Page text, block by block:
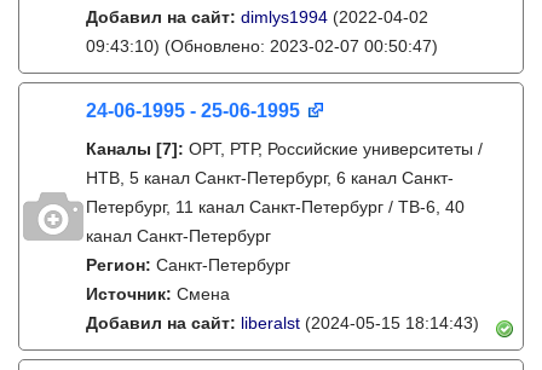
Добавил на сайт: dimlys1994 (2022-04-02
09:43:10) (Обновлено: 2023-02-07 00:50:47)
24-06-1995 - 25-06-1995
Каналы [7]: ОРТ, РТР, Российские университеты /
НТВ, 5 канал Санкт-Петербург, 6 канал Санкт-
Петербург, 11 канал Санкт-Петербург / ТВ-6, 40
канал Санкт-Петербург
Регион: Санкт-Петербург
Источник: Смена
Добавил на сайт: liberalst (2024-05-15 18:14:43)